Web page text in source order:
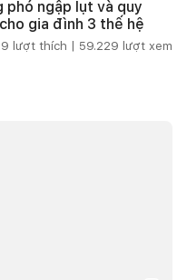
phó ngập lụt và quy
gia đình 3 thế hệ
lượt thích | 59.229 lượt xem